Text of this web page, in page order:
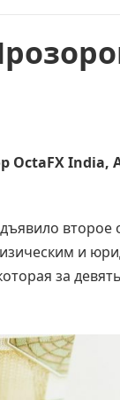
OctaFX India,
второе
и
за